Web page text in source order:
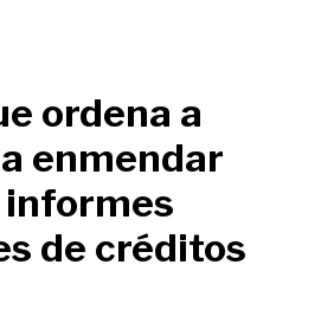
ordena a
enmendar
informes
de créditos